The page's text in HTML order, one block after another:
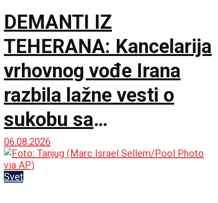
DEMANTI IZ
TEHERANA: Kancelarija
vrhovnog vođe Irana
razbila lažne vesti o
sukobu sa
predsednikom
Pezeškijanom
06.08.2026
Svet